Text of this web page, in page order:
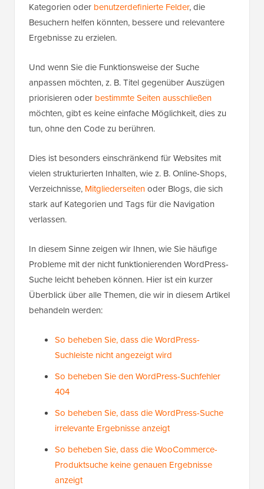
Kategorien oder benutzerdefinierte Felder, die
Besuchern helfen könnten, bessere und relevantere
Ergebnisse zu erzielen.
Und wenn Sie die Funktionsweise der Suche
anpassen möchten, z. B. Titel gegenüber Auszügen
priorisieren oder bestimmte Seiten ausschließen
möchten, gibt es keine einfache Möglichkeit, dies zu
tun, ohne den Code zu berühren.
Dies ist besonders einschränkend für Websites mit
vielen strukturierten Inhalten, wie z. B. Online-Shops,
Verzeichnisse, Mitgliederseitenoder Blogs, die sich
stark auf Kategorien und Tags für die Navigation
verlassen.
In diesem Sinne zeigen wir Ihnen, wie Sie häufige
Probleme mit der nicht funktionierenden WordPress-
Suche leicht beheben können. Hier ist ein kurzer
Überblick über alle Themen, die wir in diesem Artikel
behandeln werden:
So beheben Sie, dass die WordPress-
Suchleiste nicht angezeigt wird
So beheben Sie den WordPress-Suchfehler
404
So beheben Sie, dass die WordPress-Suche
irrelevante Ergebnisse anzeigt
So beheben Sie, dass die WooCommerce-
Produktsuche keine genauen Ergebnisse
anzeigt